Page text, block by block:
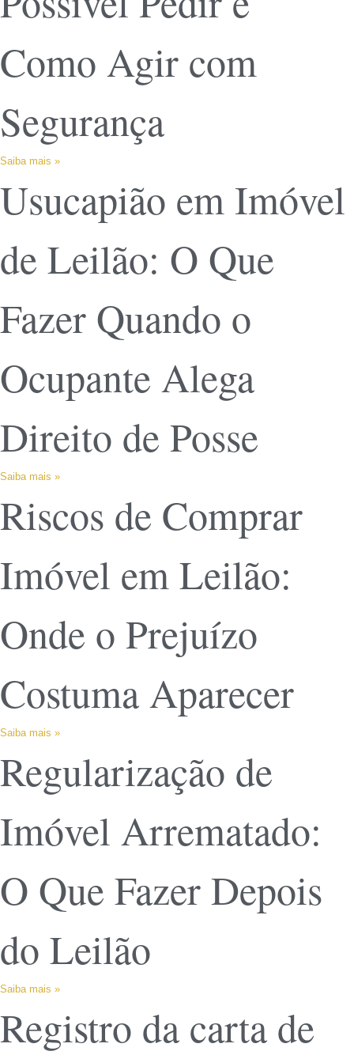
Como Agir com
Segurança
Saiba mais »
Usucapião em Imóvel
de Leilão: O Que
Fazer Quando o
Ocupante Alega
Direito de Posse
Saiba mais »
Riscos de Comprar
Imóvel em Leilão:
Onde o Prejuízo
Costuma Aparecer
Saiba mais »
Regularização de
Imóvel Arrematado:
O Que Fazer Depois
do Leilão
Saiba mais »
Registro da carta de